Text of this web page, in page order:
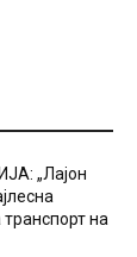
„Лајон
на